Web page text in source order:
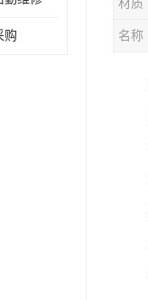
购
材质
名称